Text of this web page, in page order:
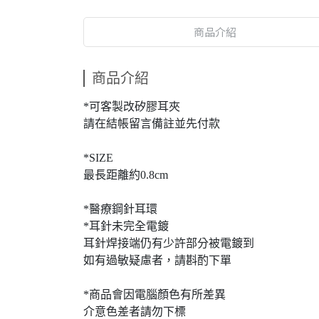
商品介紹
商品介紹
*可客製改矽膠耳夾
請在結帳留言備註並先付款
*SIZE
最長距離約0.8cm
*醫療鋼針耳環
*耳針未完全電鍍
耳針焊接端仍有少許部分被電鍍到
如有過敏疑慮者，請斟酌下單
*商品會因電腦顏色有所差異
介意色差者請勿下標